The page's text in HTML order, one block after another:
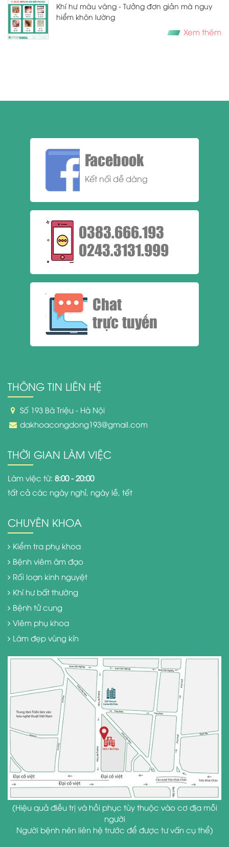
Khí hư màu vàng - Tưởng đơn giản mà nguy
hiểm khôn lường
Xem thêm
Facebook
Kết nối dễ dàng
0383.666.193
0243.3131.999
Chat
trực tuyến
THÔNG TIN LIÊN HỆ
Số 193 Bà Triệu - Hà Nội
dakhoacongdong193@gmail.com
THỜI GIAN LÀM VIỆC
Làm việc từ: 8:00 - 20:00
tất cả các ngày nghỉ, ngày lễ, tết
CHUYÊN KHOA
Kiểm tra phụ khoa
Bệnh viêm âm đạo
Rối loạn kinh nguyệt
Khí hư bất thường
Bệnh tử cung
Viêm phụ khoa
Làm đẹp vùng kín
(Hiệu quả điều trị và hồi phục tùy thuộc vào cơ địa mỗi
người
Người bệnh nên liên hệ trước để được tư vấn cụ thể)